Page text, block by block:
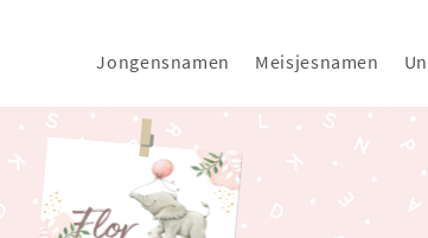
Jongensnamen Meisjesnamen